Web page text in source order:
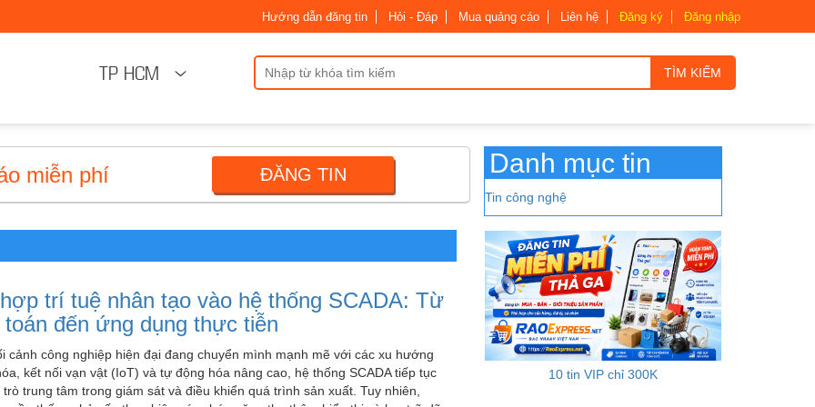
Hướng dẫn đăng tin Hỏi - Đáp Mua quảng cáo Liên hệ Đăng ký Đăng nhập
TP HCM TÌM KIẾM
miễn phí ĐĂNG TIN
trí tuệ nhân tạo vào hệ thống SCADA: Từ
toán đến ứng dụng thực tiễn
cảnh công nghiệp hiện đại đang chuyển mình mạnh mẽ với các xu hướng
kết nối vạn vật (IoT) và tự động hóa nâng cao, hệ thống SCADA tiếp tục
trò trung tâm trong giám sát và điều khiển quá trình sản xuất. Tuy nhiên,
Danh mục tin
Tin công nghệ
10 tin VIP chỉ 300K